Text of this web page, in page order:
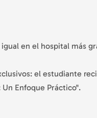
en el hospital más
el estudiante
Enfoque Práctico".